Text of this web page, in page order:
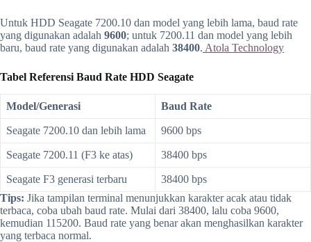
Untuk HDD Seagate 7200.10 dan model yang lebih lama, baud rate
yang digunakan adalah 9600; untuk 7200.11 dan model yang lebih
baru, baud rate yang digunakan adalah 38400. Atola Technology
Tabel Referensi Baud Rate HDD Seagate
Model/Generasi Baud Rate
Seagate 7200.10 dan lebih lama 9600 bps
Seagate 7200.11 (F3 ke atas) 38400 bps
Seagate F3 generasi terbaru
38400 bps
Tips: Jika tampilan terminal menunjukkan karakter acak atau tidak
terbaca, coba ubah baud rate. Mulai dari 38400, lalu coba 9600,
kemudian 115200. Baud rate yang benar akan menghasilkan karakter
yang terbaca normal.